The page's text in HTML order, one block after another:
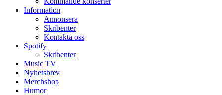
Information
Annonsera
Skribenter
Kontakta oss
Spotify
Skribenter
Music TV
Nyhetsbrev
Merchshop
Humor